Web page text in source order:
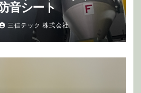
音シート
三佳テック 株式会社